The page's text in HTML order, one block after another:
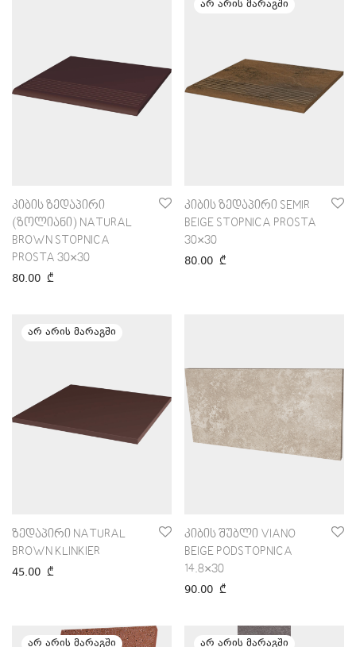
კიბის ზედაპირი
(ზოლიანი) NATURAL
BROWN STOPNICA
PROSTA 30×30
80.00 ₾
კიბის ზედაპირი SEMIR
BEIGE STOPNICA PROSTA
30×30
80.00 ₾
ზედაპირი NATURAL
BROWN KLINKIER
45.00 ₾
კიბის შუბლი VIANO
BEIGE PODSTOPNICA
14.8×30
90.00 ₾